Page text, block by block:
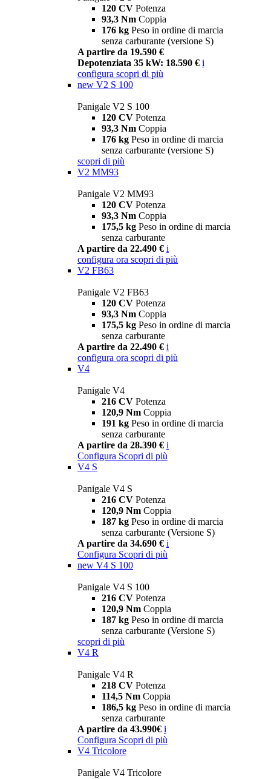
120 CV Potenza
93,3 Nm Coppia
176 kg Peso in ordine di marcia
senza carburante (versione S)
A partire da 19.590 €
Depotenziata 35 kW: 18.590 € i
configura scopri di più
new V2 S 100
Panigale V2 S 100
120 CV Potenza
93,3 Nm Coppia
176 kg Peso in ordine di marcia
senza carburante (versione S)
scopri di più
V2 MM93
Panigale V2 MM93
120 CV Potenza
93,3 Nm Coppia
175,5 kg Peso in ordine di marcia
senza carburante
A partire da 22.490 € i
configura ora scopri di più
V2 FB63
Panigale V2 FB63
120 CV Potenza
93,3 Nm Coppia
175,5 kg Peso in ordine di marcia
senza carburante
A partire da 22.490 € i
configura ora scopri di più
V4
Panigale V4
216 CV Potenza
120,9 Nm Coppia
191 kg Peso in ordine di marcia
senza carburante
A partire da 28.390 € i
Configura Scopri di più
V4 S
Panigale V4 S
216 CV Potenza
120,9 Nm Coppia
187 kg Peso in ordine di marcia
senza carburante (Versione S)
A partire da 34.690 € i
Configura Scopri di più
new V4 S 100
Panigale V4 S 100
216 CV Potenza
120,9 Nm Coppia
187 kg Peso in ordine di marcia
senza carburante (Versione S)
scopri di più
V4 R
Panigale V4 R
218 CV Potenza
114,5 Nm Coppia
186,5 kg Peso in ordine di marcia
senza carburante
A partire da 43.990€ i
Configura Scopri di più
V4 Tricolore
Panigale V4 Tricolore